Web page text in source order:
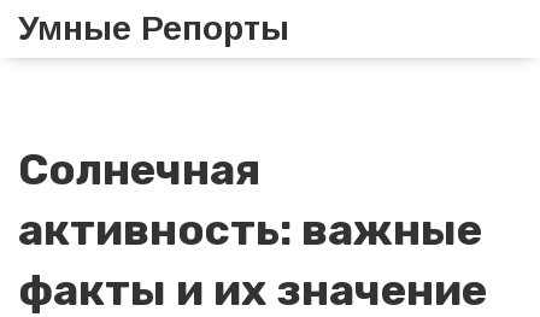
Умные Репорты
Солнечная
активность: важные
факты и их значение